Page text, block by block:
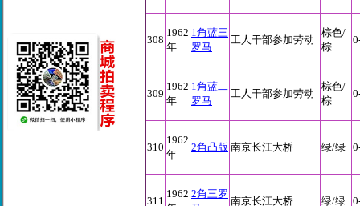
308
1962
年
1角蓝三
罗马
工人干部参加劳动
棕色/
棕
309
1962
年
1角蓝二
罗马
工人干部参加劳动
棕色/
棕
310
1962
年
2角凸版 南京长江大桥 绿/绿
311
1962 2角三罗
南京长江大桥 绿/绿